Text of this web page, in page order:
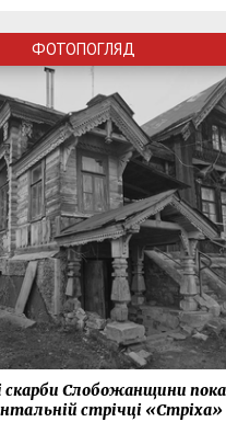
ФОТОПОГЛЯД
скарби Слобожанщини
стрічці «Стріха»